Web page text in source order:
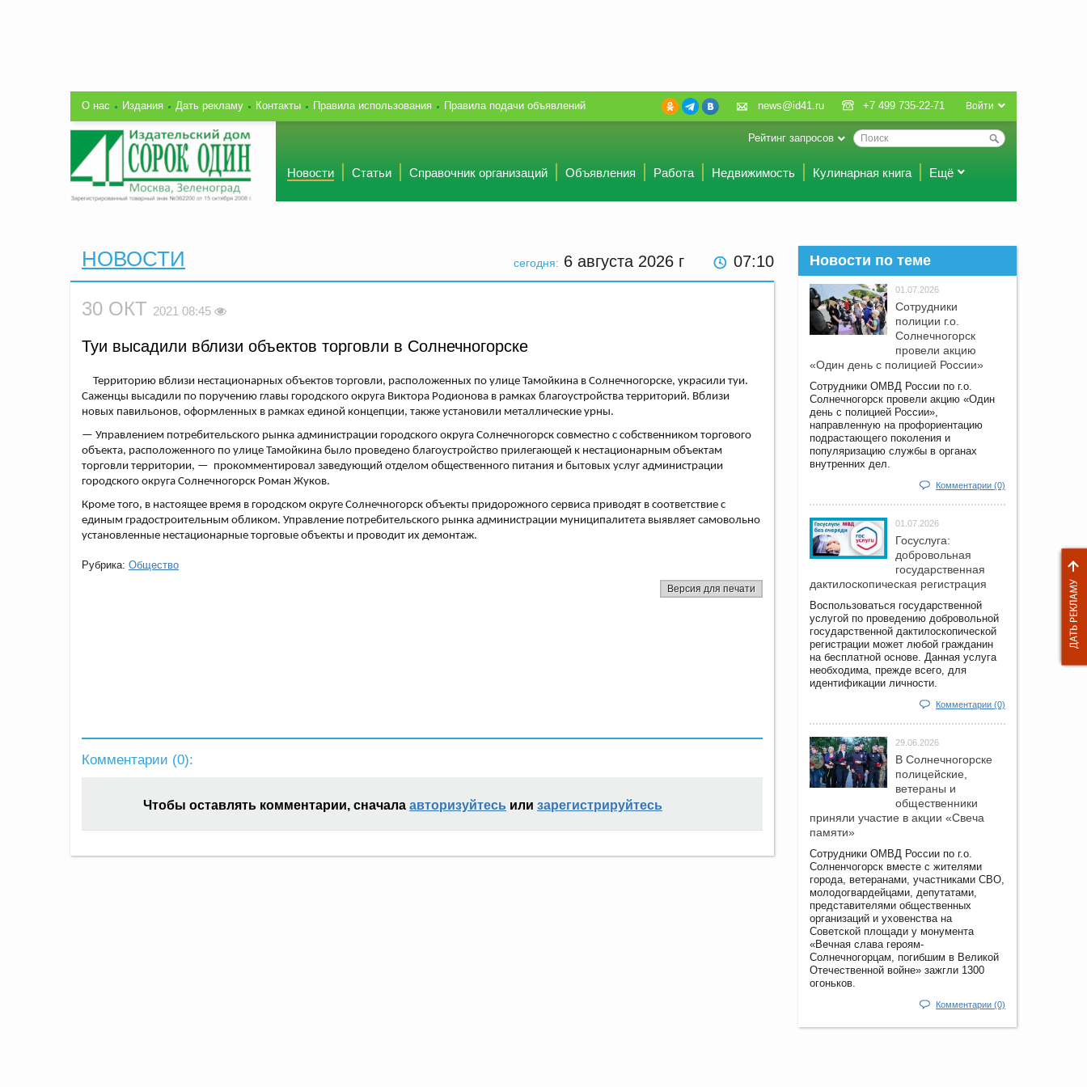
О нас Издания Дать рекламу Контакты Правила использования Правила подачи объявлений Войти
news@id41.ru +7 499 735-22-71
Рейтинг запросов
Новости Статьи Справочник организаций Объявления Работа Недвижимость Кулинарная книга Ещё
сегодня: 6 августа 2026 г 07:10
НОВОСТИ
30 ОКТ 2021 08:45
Туи высадили вблизи объектов торговли в Солнечногорске
Территорию вблизи нестационарных объектов торговли, расположенных по улице Тамойкина в Солнечногорске, украсили туи.
Саженцы высадили по поручению главы городского округа Виктора Родионова в рамках благоустройства территорий. Вблизи
новых павильонов, оформленных в рамках единой концепции, также установили металлические урны.
— Управлением потребительского рынка администрации городского округа Солнечногорск совместно с собственником торгового
объекта, расположенного по улице Тамойкина было проведено благоустройство прилегающей к нестационарным объектам
торговли территории, — прокомментировал заведующий отделом общественного питания и бытовых услуг администрации
городского округа Солнечногорск Роман Жуков.
Кроме того, в настоящее время в городском округе Солнечногорск объекты придорожного сервиса приводят в соответствие с
единым градостроительным обликом. Управление потребительского рынка администрации муниципалитета выявляет самовольно
установленные нестационарные торговые объекты и проводит их демонтаж.
Рубрика: Общество
Версия для печати
Комментарии (0):
Чтобы оставлять комментарии, сначала авторизуйтесь или зарегистрируйтесь
Новости по теме
01.07.2026
Сотрудники
полиции г.о.
Солнечногорск
провели акцию
«Один день с полицией России»
Сотрудники ОМВД России по г.о.
Солнечногорск провели акцию «Один
день с полицией России»,
направленную на профориентацию
подрастающего поколения и
популяризацию службы в органах
внутренних дел.
Комментарии (0)
01.07.2026
Госуслуга:
добровольная
государственная
дактилоскопическая регистрация
Воспользоваться государственной
услугой по проведению добровольной
государственной дактилоскопической
регистрации может любой гражданин
на бесплатной основе. Данная услуга
необходима, прежде всего, для
идентификации личности.
Комментарии (0)
29.06.2026
В Солнечногорске
полицейские,
ветераны и
общественники
приняли участие в акции «Свеча
памяти»
Сотрудники ОМВД России по г.о.
Солненчогорск вместе с жителями
города, ветеранами, участниками СВО,
молодогвардейцами, депутатами,
представителями общественных
организаций и уховенства на
Советской площади у монумента
«Вечная слава героям-
Солнечногорцам, погибшим в Великой
Отечественной войне» зажгли 1300
огоньков.
Комментарии (0)